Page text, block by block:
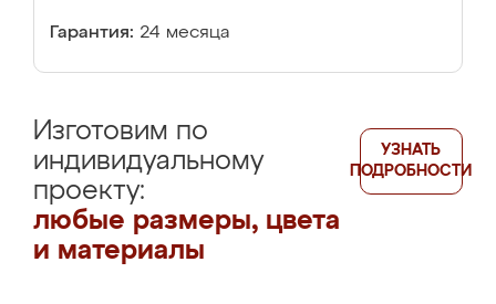
Гарантия: 24 месяца
Изготовим по
индивидуальному
проекту:
любые размеры, цвета
и материалы
УЗНАТЬ
ПОДРОБНОСТИ